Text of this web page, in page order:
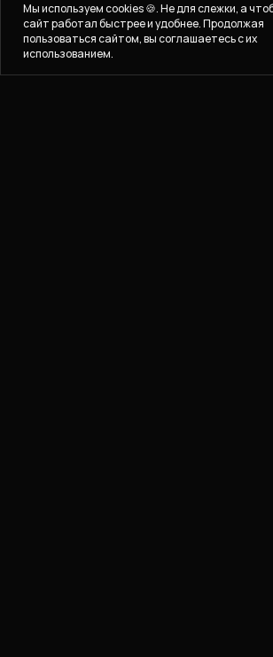
Мы используем cookies 🍪. Не для слежки, а
сайт работал быстрее и удобнее. Продолжая
пользоваться сайтом, вы соглашаетесь с их
использованием.